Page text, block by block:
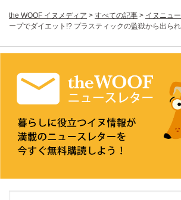
the WOOF イヌメディア > すべての記事 > イヌニュ
ープでダイエット!? プラスティックの監獄から出ら